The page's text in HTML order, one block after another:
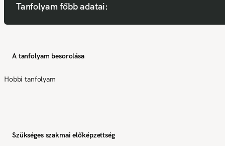
Tanfolyam főbb adatai:
A tanfolyam besorolása
Hobbi tanfolyam
Szükséges szakmai előképzettség